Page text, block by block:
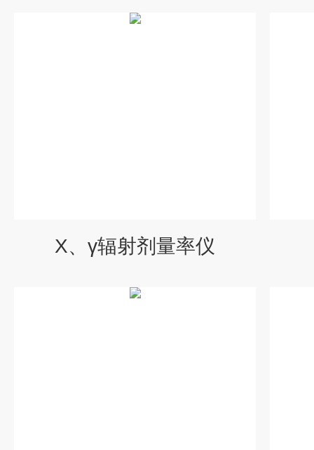
X、γ辐射剂量率仪